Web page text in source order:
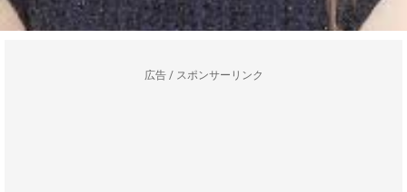
広告 / スポンサーリンク